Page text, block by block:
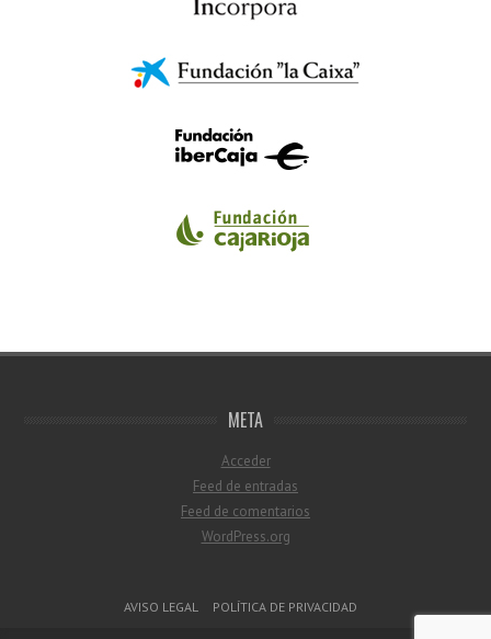
META
Acceder
Feed de entradas
Feed de comentarios
WordPress.org
Menú del pie de páginaAVISO LEGAL POLÍTICA DE PRIVACIDAD